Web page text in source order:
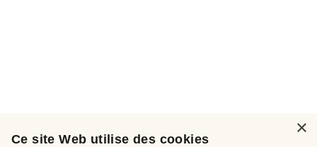
×
Ce site Web utilise des cookies